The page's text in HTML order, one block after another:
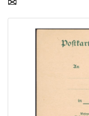
Home page